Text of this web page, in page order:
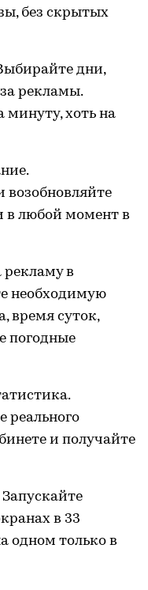
без скрытых
дни,
рекламы.
минуту, хоть на
возобновляйте
любой момент в
рекламу в
необходимую
время суток,
погодные
реального
и получайте
в 33
одном только в